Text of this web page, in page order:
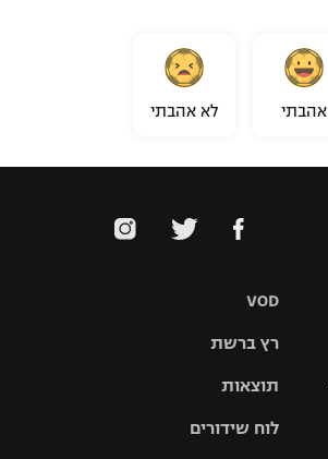
אהבתי לא אהבתי
VOD
רץ ברשת
תוצאות
לוח שידורים